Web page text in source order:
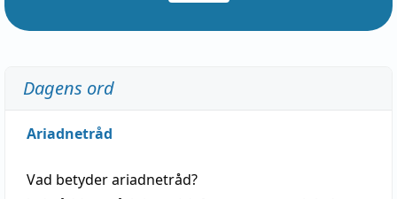
Dagens ord
Ariadnetråd
Vad betyderariadnetråd?